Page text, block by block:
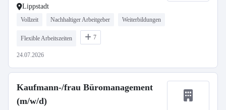
Lippstadt
Vollzeit Nachhaltiger Arbeitgeber Weiterbildungen
Flexible Arbeitszeiten 7
24.07.2026
Kaufmann-/frau Büromanagement
(m/w/d)